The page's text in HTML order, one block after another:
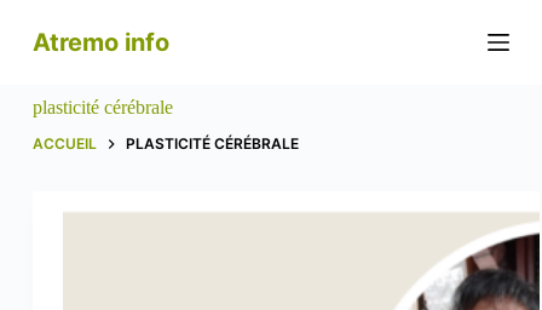
Atremo info
plasticité cérébrale
ACCUEIL PLASTICITÉ CÉRÉBRALE